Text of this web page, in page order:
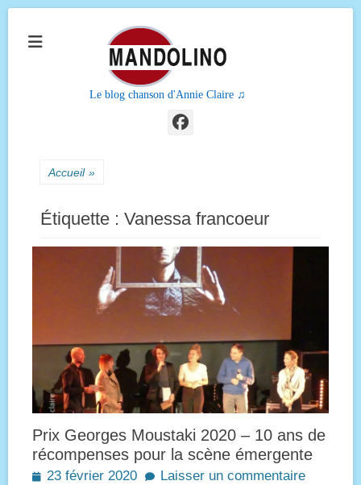
Le blog chanson d'Annie Claire ♫
Facebook
Accueil »
Étiquette : Vanessa francoeur
Prix Georges Moustaki 2020 – 10 ans de
récompenses pour la scène émergente
Posted
23 février 2020
Laisser un commentaire